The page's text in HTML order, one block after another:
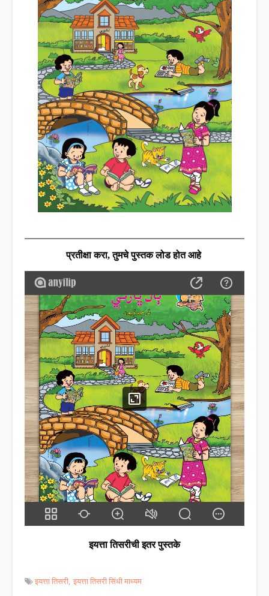
प्रतीक्षा करा,तुमचे पुस्तक लोड होत आहे
इयत्ता तिसरीची इतर पुस्तके
इयत्ता तिसरी इयत्ता तिसरी सिंधी माध्यम